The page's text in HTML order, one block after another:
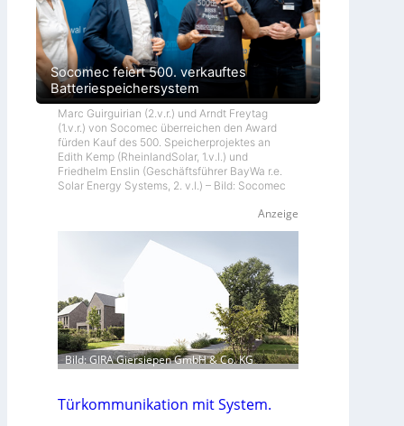
Socomec feiert 500. verkauftes
Batteriespeichersystem
Marc Guirguirian (2.v.r.) und Arndt Freytag
(1.v.r.) von Socomec überreichen den Award
fürden Kauf des 500. Speicherprojektes an
Edith Kemp (RheinlandSolar, 1.v.l.) und
Friedhelm Enslin (Geschäftsführer BayWa r.e.
Solar Energy Systems, 2. v.l.) – Bild: Socomec
Anzeige
Bild: GIRA Giersiepen GmbH & Co. KG
Türkommunikation mit System.